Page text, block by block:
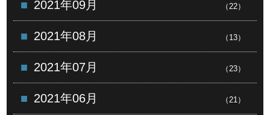
2021年09月 （22）
2021年08月 （13）
2021年07月 （23）
2021年06月 （21）